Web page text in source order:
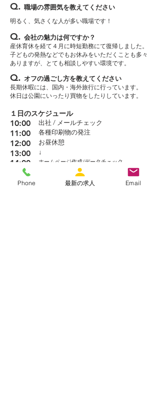
Q. 職場の雰囲気を教えてください
明るく、気さくな人が多い職場です！
Q. 会社の魅力は何ですか？
産休育休を経て４月に時短勤務にて復帰しました。
子どもの発熱などでもお休みをいただくことも多々
ありますが、とても相談しやすい環境です。
Q. オフの過ごし方を教えてください
長期休暇には、国内・海外旅行に行っています。
休日は公園にいったり買物をしたりしています。
１日のスケジュール
10:00 出社 / メールチェック
11:00 各種印刷物の発注
12:00 お昼休憩
13:00 ​↓
14:00 ホームページ作成/データチェック
15:00
16:00
Phone 最新の求人 Email